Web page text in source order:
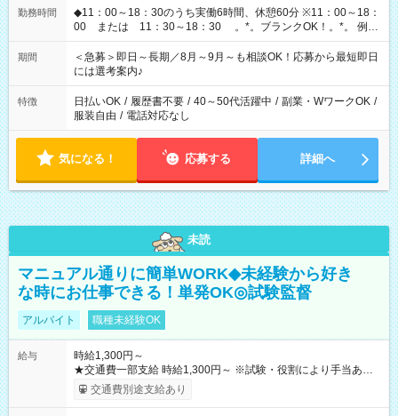
勤務時間
◆11：00～18：30のうち実働6時間、休憩60分 ※11：00～18：
00 または 11：30～18：30 。*。ブランクOK！。*。 例え
ば前職が、 在宅/財団法人/事務/コールセンター/受付/販売/カフェ
スタッフ スイーツ販売/ホテルフロント/化粧品販売/など 様々な
業界から入社して活躍されています♪
期間
＜急募＞即日～長期／8月～9月～も相談OK！応募から最短即日
には選考案内♪
特徴 日払いOK / 履歴書不要 / 40～50代活躍中 / 副業・WワークOK /
服装自由 / 電話対応なし
気になる！ 応募する 詳細へ
未読
マニュアル通りに簡単WORK◆未経験から好き
な時にお仕事できる！単発OK◎試験監督
アルバイト 職種未経験OK
給与
時給1,300円～
★交通費一部支給 時給1,300円～ ※試験・役割により手当あり
※勤務回数により昇給あり 【即給（前払い）オプションあ
り！】 希望される場合、勤務から1週間ほどで給与の一部を受け
交通費別途支給あり